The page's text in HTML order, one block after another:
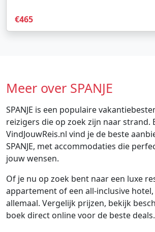
€465
Meer over SPANJE
SPANJE is een populaire
reizigers die op zoek zijn naar strand.
VindJouwReis.nl vind je de beste
SPANJE, met accommodaties die
jouw wensen.
Of je nu op zoek bent naar een luxe
appartement of een all-inclusive
allemaal. Vergelijk prijzen, bekijk
boek direct online voor de beste deals.